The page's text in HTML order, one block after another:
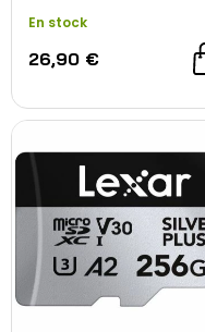
En stock
26,90 €